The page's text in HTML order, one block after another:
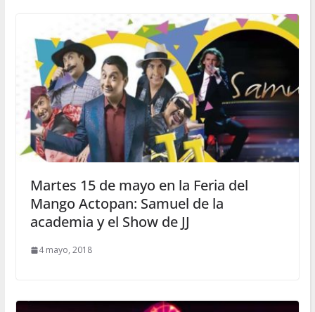
Martes 15 de mayo en la Feria del
Mango Actopan: Samuel de la
academia y el Show de JJ
4 mayo, 2018